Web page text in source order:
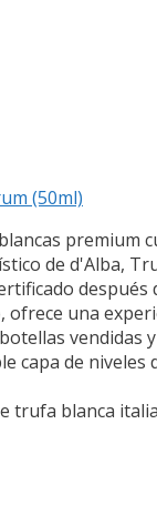
(50ml)
premium
de d'Alba,
una
vendidas
capa de
trufa blanca